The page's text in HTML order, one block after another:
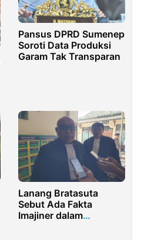
Pansus DPRD Sumenep
Soroti Data Produksi
Garam Tak Transparan
Lanang Bratasuta
Sebut Ada Fakta
Imajiner dalam